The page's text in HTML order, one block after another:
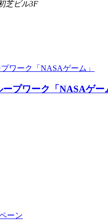
芝ビル3F
プワーク「NASAゲー